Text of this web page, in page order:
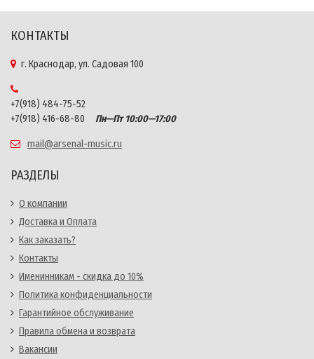
КОНТАКТЫ
г. Краснодар, ул. Садовая 100
+7(918) 484-75-52
+7(918) 416-68-80
Пн—Пт 10:00—17:00
mail@arsenal-music.ru
РАЗДЕЛЫ
О компании
Доставка и Оплата
Как заказать?
Контакты
Именинникам - скидка до 10%
Политика конфиденциальности
Гарантийное обслуживание
Правила обмена и возврата
Вакансии